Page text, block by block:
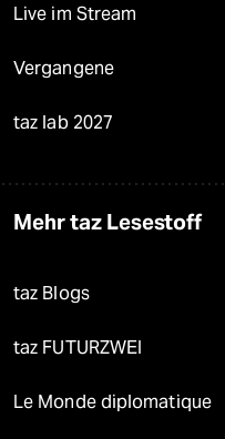
Live im Stream
Vergangene
taz lab 2027
Mehr taz Lesestoff
taz Blogs
taz FUTURZWEI
Le Monde diplomatique